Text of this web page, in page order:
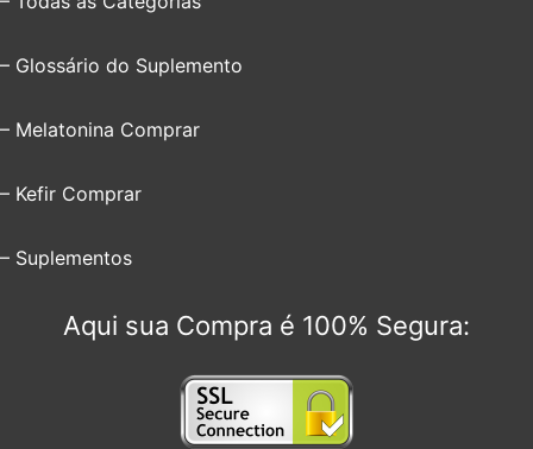
– Glossário do Suplemento
– Melatonina Comprar
– Kefir Comprar
– Suplementos
Aqui sua Compra é 100% Segura: